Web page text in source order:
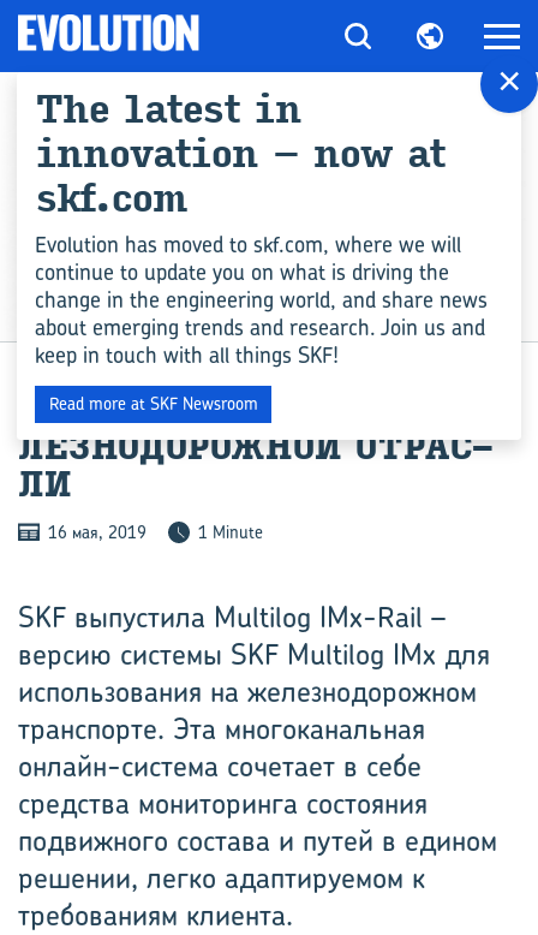
ЦИФРОВЫЕ ТЕХНОЛОГИИ
MULTILOG IMX ДЛЯ ЖЕ­
ЛЕЗ­НО­ДО­РОЖ­НОЙ ОТ­РАС­
ЛИ
16 мая, 2019 1 Minute
SKF выпустила Multilog IMx-Rail –
версию системы SKF Multilog IMx для
использования на железнодорожном
транспорте. Эта многоканальная
онлайн-система сочетает в себе
средства мониторинга состояния
подвижного состава и путей в едином
решении, легко адаптируемом к
требованиям клиента.
×
The latest in
innovation – now at
skf.com
Evolution has moved to skf.com, where we will
continue to update you on what is driving the
change in the engineering world, and share news
about emerging trends and research. Join us and
keep in touch with all things SKF!
Read more at SKF Newsroom